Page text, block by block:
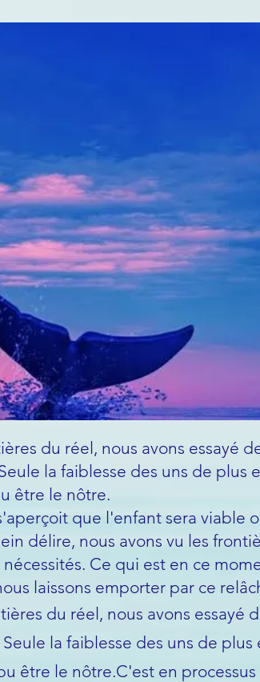
du réel, nous avons essayé
la faiblesse des uns de plus
être le nôtre.
que l'enfant sera viable
délire, nous avons vu les
Ce qui est en ce
laissons emporter par ce
du réel, nous avons essayé
la faiblesse des uns de
être le nôtre.C'est en